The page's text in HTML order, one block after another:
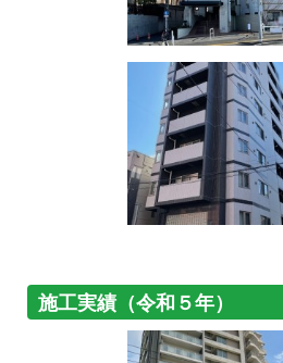
施工実績（令和５年）